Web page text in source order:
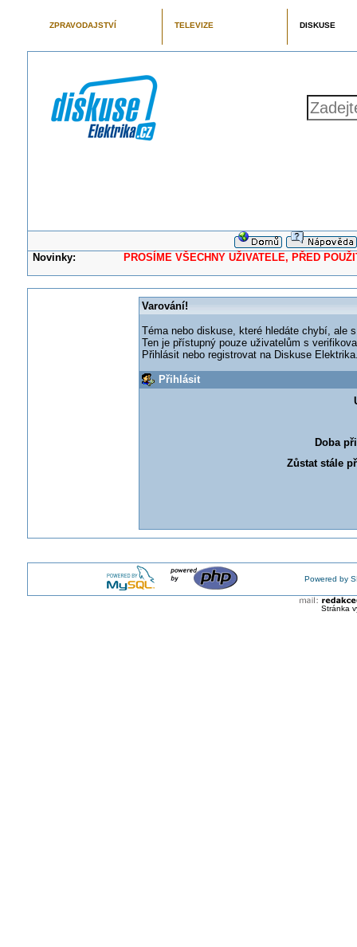
ZPRAVODAJSTVÍ TELEVIZE DISKUSE
Novinky: PROSÍME VŠECHNY UŽIVATELE, PŘED
Varování!
Téma nebo diskuse, které hledáte chybí, ale
Ten je přístupný pouze uživatelům s
Přihlásit nebo registrovat na Diskuse
Přihlásit
Doba
Zůstat stále
Powered by
Stránka